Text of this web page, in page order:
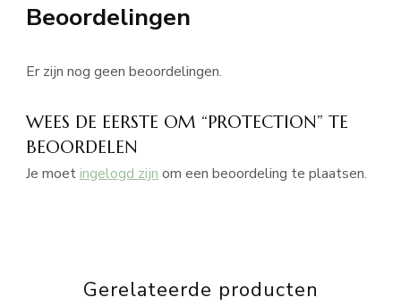
Beoordelingen
Er zijn nog geen beoordelingen.
WEES DE EERSTE OM “PROTECTION” TE
BEOORDELEN
Je moetingelogd zijn om een beoordeling te plaatsen.
Gerelateerde producten